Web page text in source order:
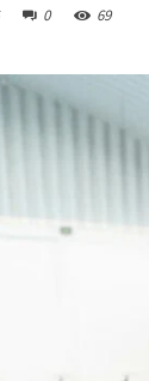
0 69